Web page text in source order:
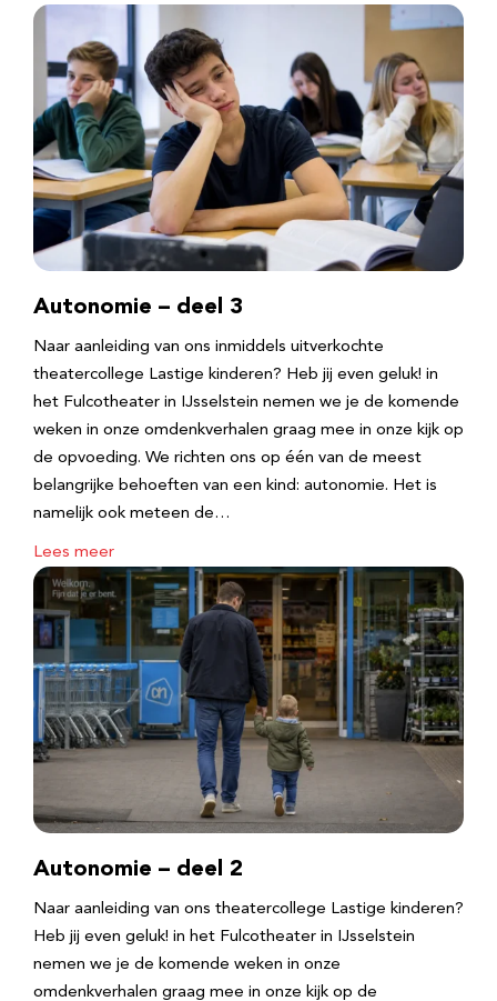
Autonomie – deel 3
Naar aanleiding van ons inmiddels uitverkochte
theatercollege Lastige kinderen? Heb jij even geluk! in
het Fulcotheater in IJsselstein nemen we je de komende
weken in onze omdenkverhalen graag mee in onze kijk op
de opvoeding. We richten ons op één van de meest
belangrijke behoeften van een kind: autonomie. Het is
namelijk ook meteen de…
Lees meer
Autonomie – deel 2
Naar aanleiding van ons theatercollege Lastige kinderen?
Heb jij even geluk! in het Fulcotheater in IJsselstein
nemen we je de komende weken in onze
omdenkverhalen graag mee in onze kijk op de